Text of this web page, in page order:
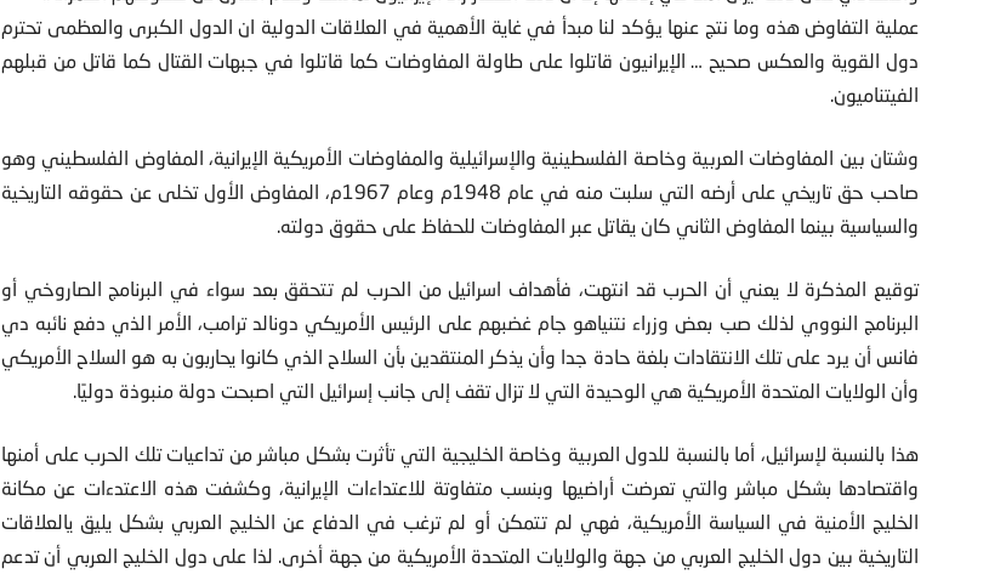
عملية التفاوض هذه وما نتج عنها يؤكد لنا مبدأ في غاية الأهمية في العلاقات الدولية ان الدول الكبرى والعظمى تحترم
دول القوية والعكس صحيح … الإيرانيون قاتلوا على طاولة المفاوضات كما قاتلوا في جبهات القتال كما قاتل من قبلهم
الفيتناميون.
وشتان بين المفاوضات العربية وخاصة الفلسطينية والإسرائيلية والمفاوضات الأمريكية الإيرانية، المفاوض الفلسطيني وهو
صاحب حق تاريخي على أرضه التي سلبت منه في عام 1948م وعام 1967م، المفاوض الأول تخلى عن حقوقه التاريخية
والسياسية بينما المفاوض الثاني كان يقاتل عبر المفاوضات للحفاظ على حقوق دولته.
توقيع المذكرة لا يعني أن الحرب قد انتهت، فأهداف اسرائيل من الحرب لم تتحقق بعد سواء في البرنامج الصاروخي أو
البرنامج النووي لذلك صب بعض وزراء نتنياهو جام غضبهم على الرئيس الأمريكي دونالد ترامب، الأمر الذي دفع نائبه دي
فانس أن يرد على تلك الانتقادات بلغة حادة جدا وأن يذكر المنتقدين بأن السلاح الذي كانوا يحاربون به هو السلاح الأمريكي
وأن الولايات المتحدة الأمريكية هي الوحيدة التي لا تزال تقف إلى جانب إسرائيل التي اصبحت دولة منبوذة دوليًا.
هذا بالنسبة لإسرائيل، أما بالنسبة للدول العربية وخاصة الخليجية التي تأثرت بشكل مباشر من تداعيات تلك الحرب على أمنها
واقتصادها بشكل مباشر والتي تعرضت أراضيها وبنسب متفاوتة للاعتداءات الإيرانية، وكشفت هذه الاعتدءات عن مكانة
الخليج الأمنية في السياسة الأمريكية، فهي لم تتمكن أو لم ترغب في الدفاع عن الخليج العربي بشكل يليق يالعلاقات
التاريخية بين دول الخليج العربي من جهة والولايات المتحدة الأمريكية من جهة أخرى. لذا على دول الخليج العربي أن تدعم